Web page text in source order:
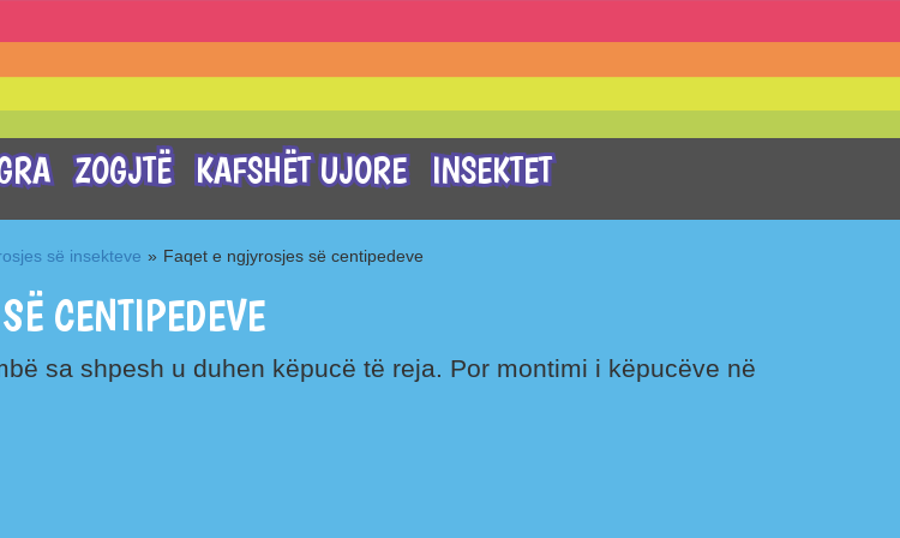
ZOGJTË KAFSHËT UJORE INSEKTET
së insekteve » Faqet e ngjyrosjes së centipedeve
CENTIPEDEVE
sa shpesh u duhen këpucë të reja. Por montimi i këpucëve në